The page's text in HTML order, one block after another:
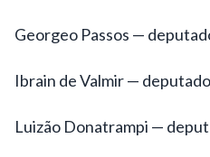
Georgeo Passos —
Ibrain de Valmir —
Luizão Donatrampi —